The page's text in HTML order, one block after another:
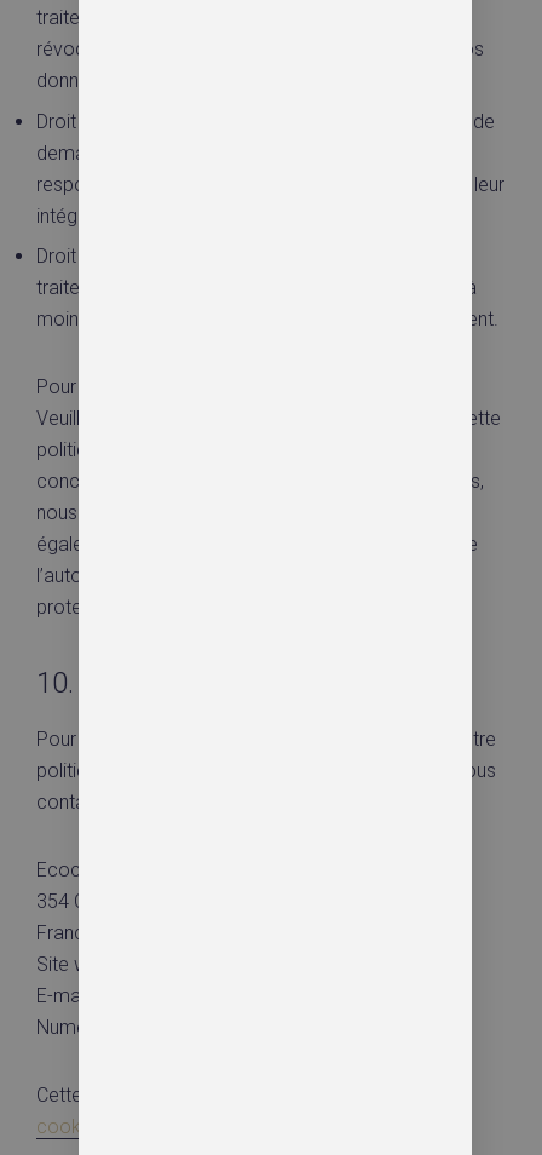
traitement de vos données, vous avez le droit de
révoquer ce consentement et de faire supprimer vos
données personnelles.
Droit de transférer vos données : vous avez le droit de
demander toutes vos données personnelles au
responsable du traitement et de les transférer dans leur
intégralité à un autre responsable du traitement.
Droit d’opposition : vous pouvez vous opposer au
traitement de vos données. Nous obtempérerons, à
moins que certaines raisons ne justifient ce traitement.
Pour exercer ces droits, veuillez nous contacter.
Veuillez vous référer aux coordonnées au bas de cette
politique de cookies. Si vous avez une plainte
concernant la façon dont nous traitons vos données,
nous aimerions en être informés, mais vous avez
également le droit de déposer une plainte auprès de
l’autorité de contrôle (l’autorité chargée de la
protection des données).
10. Coordonnées
Pour des questions et/ou des commentaires sur notre
politique de cookies et cette déclaration, veuillez nous
contacter en utilisant les coordonnées suivantes :
Ecocity-habitat
354 Chemin del bosquet _ 31320 Aureville
France
Site web :
E-mail :
Numéro de téléphone : +33611578322
Cette politique de cookies a été synchronisée avec
cookiedatabase.org